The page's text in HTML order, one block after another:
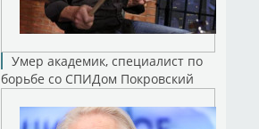
Умер академик, специалист по
борьбе со СПИДом Покровский